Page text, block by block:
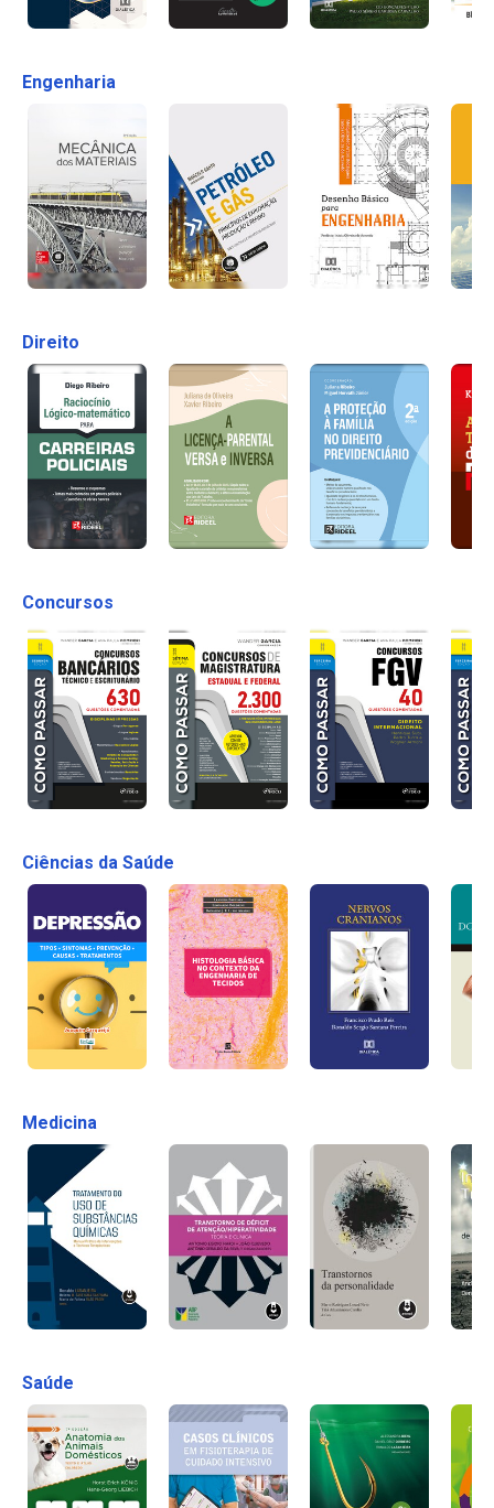
Engenharia
Direito
Concursos
Ciências da Saúde
Medicina
Saúde